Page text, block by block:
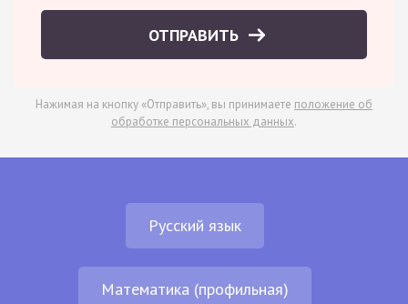
ОТПРАВИТЬ
Нажимая на кнопку «Отправить», вы принимаете положение об
обработке персональных данных.
Русский язык
Математика (профильная)